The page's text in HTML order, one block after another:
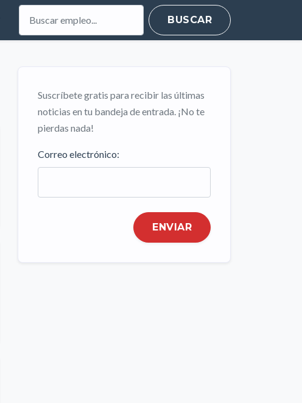
BUSCAR
Suscríbete gratis para recibir las últimas
noticias en tu bandeja de entrada. ¡No te
pierdas nada!
Correo electrónico:
ENVIAR